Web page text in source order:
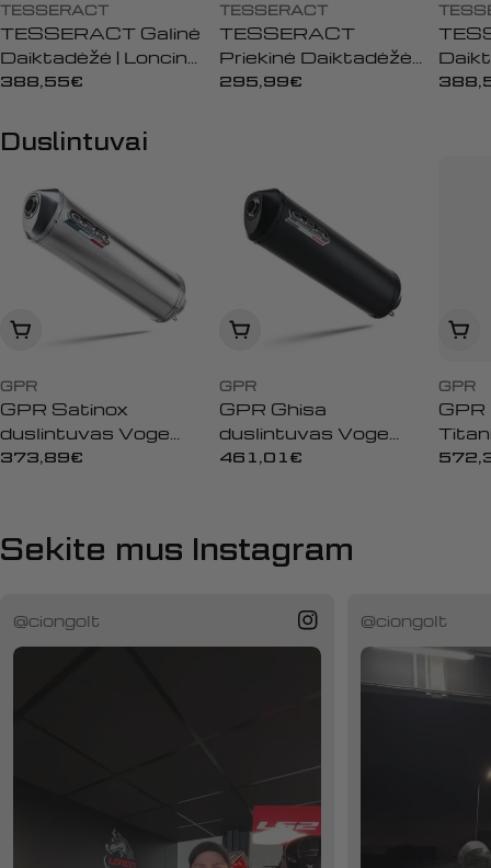
TESSERACT
TESSERACT Galinė
Daiktadėžė | Loncin
Xwolf 550
Įprasta
388,55€
TESSERACT
TESSERACT
Priekinė Daiktadėžė |
Loncin Xwolf 550
Įprasta
295,99€
Duslintuvai
Įdėti į krepšelį
GPR
GPR Satinox
duslintuvas Voge
DS 800 Rally
Įprasta
373,89€
Įdėti į krepšelį
GPR
GPR Ghisa
duslintuvas Voge
DS 800 Rally
Įprasta
461,01€
GPR
Sekite mus Instagram
@ciongolt @ciongolt